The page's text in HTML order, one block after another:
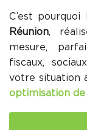
C’est pourquoi
Réunion ,
mesure,
fiscaux,
votre situation
optimisation